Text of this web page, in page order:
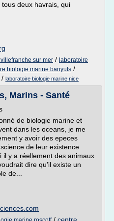
deux havrais, qui
sur mer / laboratoire
biologie marine banyuls /
/ laboratoire biologie marine nice
Marins - Santé
de biologie marine et
dans les oceans, je me
y avoir des epeces
de leur existence
il y a réellement des animaux
dire qu'il existe un
de...